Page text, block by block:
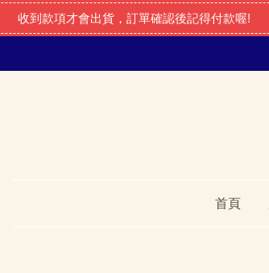
收到款項才會出貨，訂單確認後記得付款喔!
首頁